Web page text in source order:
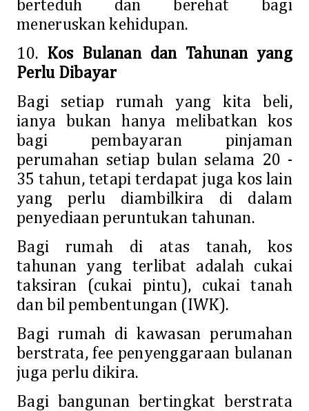
berteduh dan berehat bagi
meneruskan kehidupan.
10. Kos Bulanan dan Tahunan yang
Perlu Dibayar
Bagi setiap rumah yang kita beli,
ianya bukan hanya melibatkan kos
bagi pembayaran pinjaman
perumahan setiap bulan selama 20 -
35 tahun, tetapi terdapat juga kos lain
yang perlu diambilkira di dalam
penyediaan peruntukan tahunan.
Bagi rumah di atas tanah, kos
tahunan yang terlibat adalah cukai
taksiran (cukai pintu), cukai tanah
dan bil pembentungan (IWK).
Bagi rumah di kawasan perumahan
berstrata, fee penyenggaraan bulanan
juga perlu dikira.
Bagi bangunan bertingkat berstrata